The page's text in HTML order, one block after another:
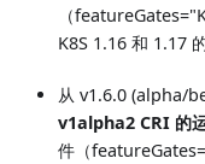
（
K8S 1.16 和 1.17
从 v1.6.0 (alpha/
v1alpha2 CRI 的
件（